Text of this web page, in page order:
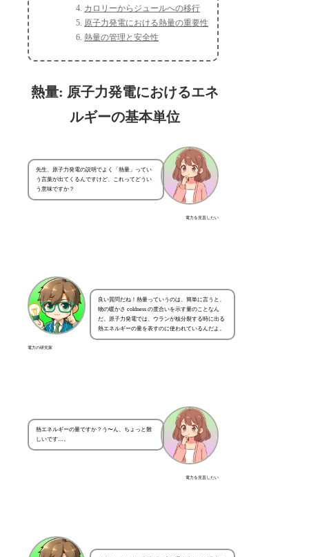
カロリーからジュールへの移行
原子力発電における熱量の重要性
熱量の管理と安全性
熱量: 原子力発電におけるエネ
ルギーの基本単位
電力を見直したい
先生、原子力発電の説明でよく「熱量」ってい
う言葉が出てくるんですけど、これってどうい
う意味ですか？
電力の研究家
良い質問だね！熱量っていうのは、簡単に言うと、
物の暖かさ coldness の度合いを示す量のことなん
だ。原子力発電では、ウランが核分裂する時に出る
熱エネルギーの量を表すのに使われているんだよ。
電力を見直したい
熱エネルギーの量ですか？う〜ん、ちょっと難
しいです…。